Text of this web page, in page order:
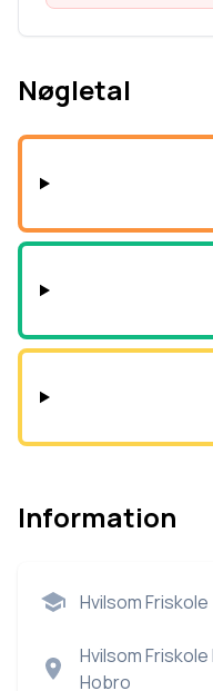
Nøgletal
Information
Hvilsom Friskole
Hvilsom
Hobro